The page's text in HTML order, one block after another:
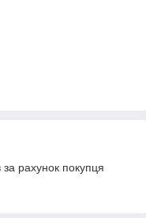
рахунок покупця